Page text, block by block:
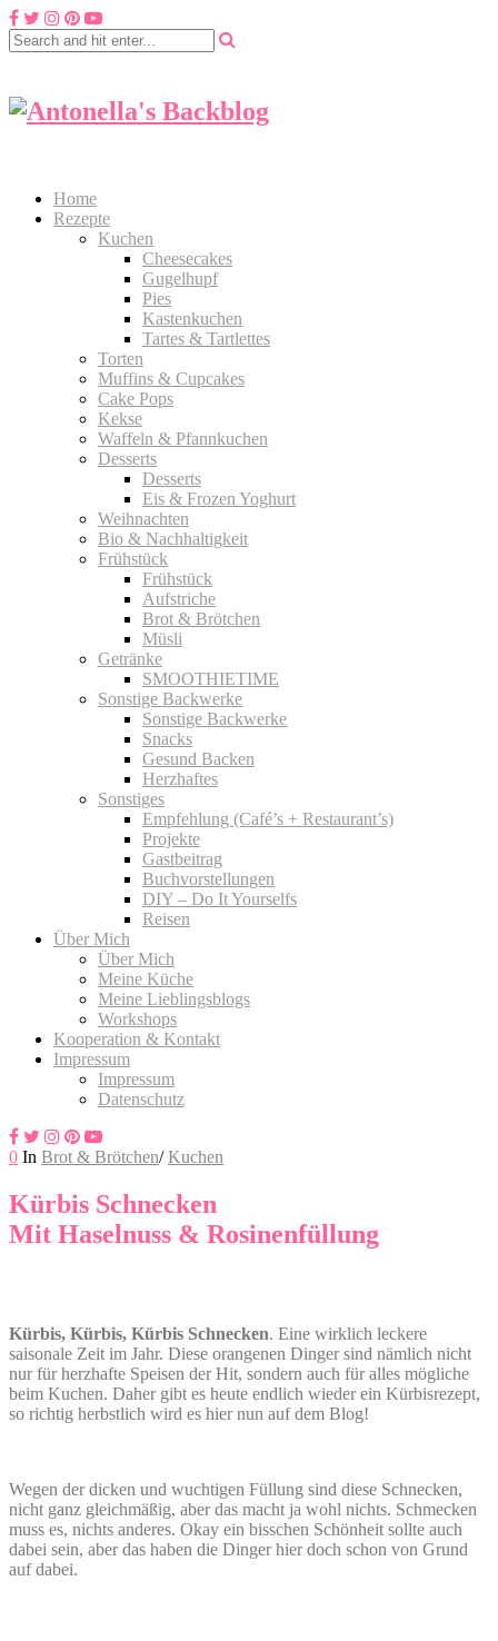
Home
Rezepte
Kuchen
Cheesecakes
Gugelhupf
Pies
Kastenkuchen
Tartes & Tartlettes
Torten
Muffins & Cupcakes
Cake Pops
Kekse
Waffeln & Pfannkuchen
Desserts
Desserts
Eis & Frozen Yoghurt
Weihnachten
Bio & Nachhaltigkeit
Frühstück
Frühstück
Aufstriche
Brot & Brötchen
Müsli
Getränke
SMOOTHIETIME
Sonstige Backwerke
Sonstige Backwerke
Snacks
Gesund Backen
Herzhaftes
Sonstiges
Empfehlung (Café’s + Restaurant’s)
Projekte
Gastbeitrag
Buchvorstellungen
DIY – Do It Yourselfs
Reisen
Über Mich
Über Mich
Meine Küche
Meine Lieblingsblogs
Workshops
Kooperation & Kontakt
Impressum
Impressum
Datenschutz
0 In Brot & Brötchen/ Kuchen
Kürbis Schnecken
Mit Haselnuss & Rosinenfüllung
Kürbis, Kürbis, Kürbis Schnecken. Eine wirklich leckere
saisonale Zeit im Jahr. Diese orangenen Dinger sind nämlich nicht
nur für herzhafte Speisen der Hit, sondern auch für alles mögliche
beim Kuchen. Daher gibt es heute endlich wieder ein Kürbisrezept,
so richtig herbstlich wird es hier nun auf dem Blog!
Wegen der dicken und wuchtigen Füllung sind diese Schnecken,
nicht ganz gleichmäßig, aber das macht ja wohl nichts. Schmecken
muss es, nichts anderes. Okay ein bisschen Schönheit sollte auch
dabei sein, aber das haben die Dinger hier doch schon von Grund
auf dabei.